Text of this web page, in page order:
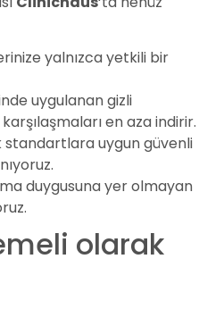
yalnızca yetkili bir
uygulanan gizli
en aza indirir.
standartlara uygun güvenli
duygusuna yer olmayan
olarak